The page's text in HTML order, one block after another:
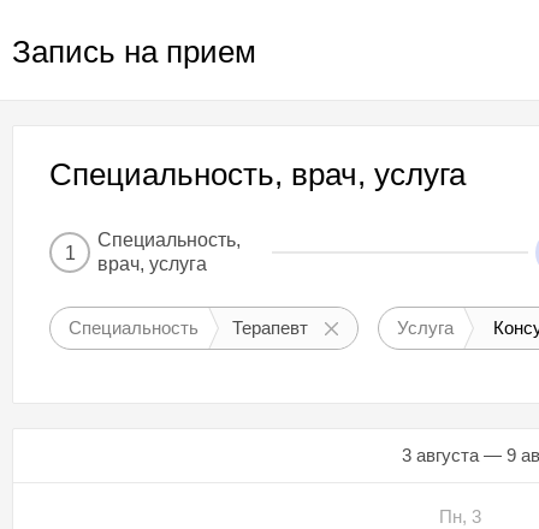
Запись на прием
Специальность, врач, услуга
1
Специальность,
врач, услуга
Специальность Терапевт Услуга
3 августа — 9
Пн, 3